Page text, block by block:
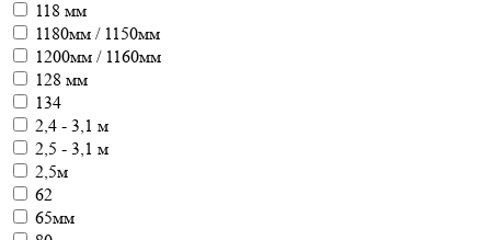
118 мм
1180мм / 1150мм
1200мм / 1160мм
128 мм
134
2,4 - 3,1 м
2,5 - 3,1 м
2,5м
62
65мм